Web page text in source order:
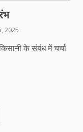
2025
के संबंध में चर्चा
भारत की
फरार आरोपी के